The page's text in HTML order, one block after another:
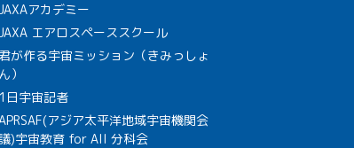
アカデミー
エアロスペーススクール
が作る宇宙ミッション（きみっしょ
ん）
1日宇宙記者
アジア太平洋地域宇宙機関会
)宇宙教育 for All 分科会